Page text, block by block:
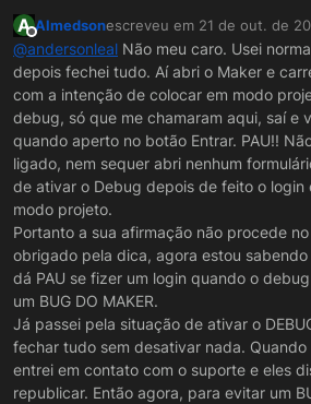
Poderia ser algo mais
Mas quem já tem o
ferramenta não se bate
Vc além de se bater e
ainda gasta mais tempo
e spamando tópico no
está atrasando seu
A
Offline
Almedsonescreveu em 21 de out. de
última edição por
@andersonleal Não meu caro. Usei
depois fechei tudo. Aí abri o Maker e
com a intenção de colocar em modo
debug, só que me chamaram aqui, saí e
quando aperto no botão Entrar. PAU!!
ligado, nem sequer abri nenhum
de ativar o Debug depois de feito o login
modo projeto.
Portanto a sua afirmação não procede
obrigado pela dica, agora estou
dá PAU se fizer um login quando o
um BUG DO MAKER.
Já passei pela situação de ativar o
fechar tudo sem desativar nada. Quando
entrei em contato com o suporte e eles
republicar. Então agora, para evitar um